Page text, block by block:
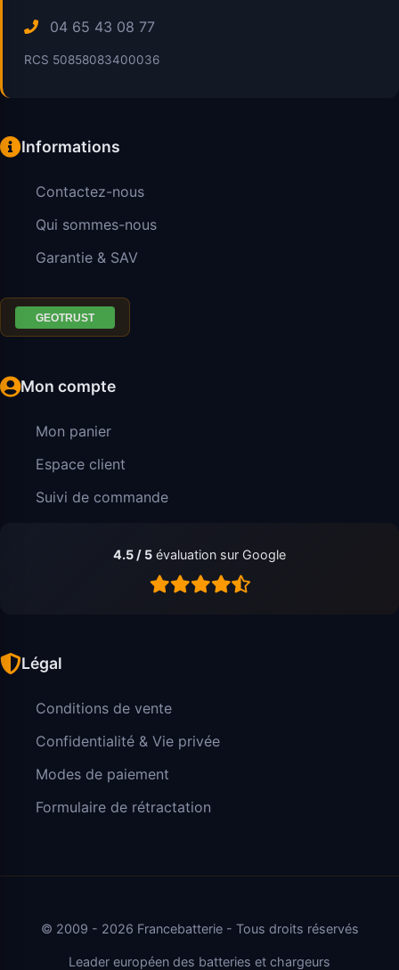
04 65 43 08 77
RCS 50858083400036
Informations
Contactez-nous
Qui sommes-nous
Garantie & SAV
Mon compte
Mon panier
Espace client
Suivi de commande
4.5 / 5 évaluation sur Google
Légal
Conditions de vente
Confidentialité & Vie privée
Modes de paiement
Formulaire de rétractation
© 2009 - 2026 Francebatterie - Tous droits réservés
Leader européen des batteries et chargeurs